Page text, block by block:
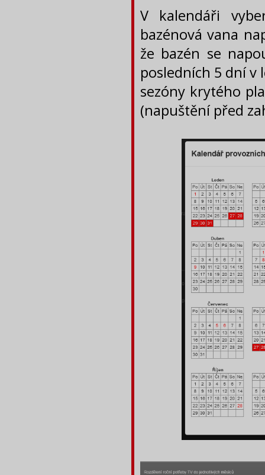
V kalendáři
bazénová vana
že bazén se
posledních 5 dní
sezóny krytého
(napuštění před